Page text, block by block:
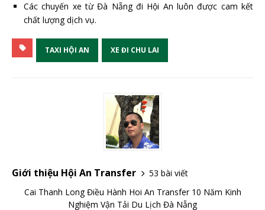
Các chuyến xe từ Đà Nẵng đi Hội An luôn được cam kết
chất lượng dịch vụ.
TAXI HỘI AN XE ĐI CHU LAI
Giới thiệu Hội An Transfer
53 bài viết
Cai Thanh Long Điều Hành Hoi An Transfer 10 Năm Kinh
Nghiệm Vận Tải Du Lịch Đà Nẵng